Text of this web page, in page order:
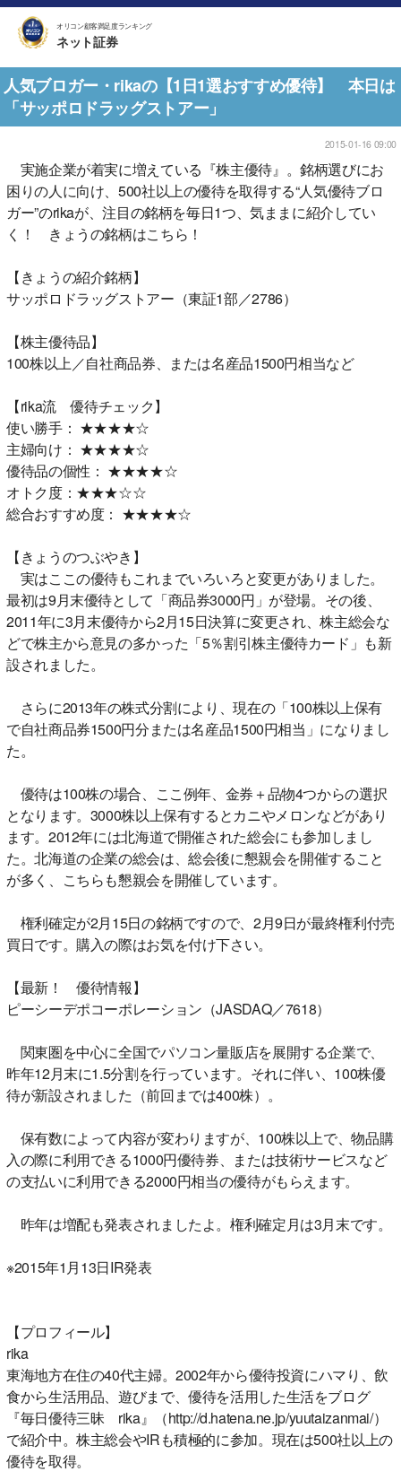
オリコン顧客満足度ランキング
ネット証券
人気ブロガー・rikaの【1日1選おすすめ優待】 本日は
「サッポロドラッグストアー」
2015-01-16 09:00
実施企業が着実に増えている『株主優待』。銘柄選びにお
困りの人に向け、500社以上の優待を取得する“人気優待ブロ
ガー”のrikaが、注目の銘柄を毎日1つ、気ままに紹介してい
く！ きょうの銘柄はこちら！
【きょうの紹介銘柄】
サッポロドラッグストアー（東証1部／2786）
【株主優待品】
100株以上／自社商品券、または名産品1500円相当など
【rika流 優待チェック】
使い勝手： ★★★★☆
主婦向け： ★★★★☆
優待品の個性： ★★★★☆
オトク度：★★★☆☆
総合おすすめ度： ★★★★☆
【きょうのつぶやき】
実はここの優待もこれまでいろいろと変更がありました。
最初は9月末優待として「商品券3000円」が登場。その後、
2011年に3月末優待から2月15日決算に変更され、株主総会な
どで株主から意見の多かった「5％割引株主優待カード」も新
設されました。
さらに2013年の株式分割により、現在の「100株以上保有
で自社商品券1500円分または名産品1500円相当」になりまし
た。
優待は100株の場合、ここ例年、金券＋品物4つからの選択
となります。3000株以上保有するとカニやメロンなどがあり
ます。2012年には北海道で開催された総会にも参加しまし
た。北海道の企業の総会は、総会後に懇親会を開催すること
が多く、こちらも懇親会を開催しています。
権利確定が2月15日の銘柄ですので、2月9日が最終権利付売
買日です。購入の際はお気を付け下さい。
【最新！ 優待情報】
ピーシーデポコーポレーション（JASDAQ／7618）
関東圏を中心に全国でパソコン量販店を展開する企業で、
昨年12月末に1.5分割を行っています。それに伴い、100株優
待が新設されました（前回までは400株）。
保有数によって内容が変わりますが、100株以上で、物品購
入の際に利用できる1000円優待券、または技術サービスなど
の支払いに利用できる2000円相当の優待がもらえます。
昨年は増配も発表されましたよ。権利確定月は3月末です。
※2015年1月13日IR発表
【プロフィール】
rika
東海地方在住の40代主婦。2002年から優待投資にハマり、飲
食から生活用品、遊びまで、優待を活用した生活をブログ
『毎日優待三昧 rika』（http://d.hatena.ne.jp/yuutaizanmai/）
で紹介中。株主総会やIRも積極的に参加。現在は500社以上の
優待を取得。